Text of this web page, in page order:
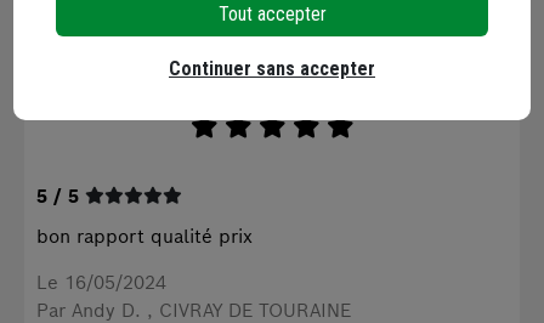
5,0 / 5
5 / 5
bon rapport qualité prix
Le 16/05/2024
Par Andy D. , CIVRAY DE TOURAINE
Tout accepter
Continuer sans accepter